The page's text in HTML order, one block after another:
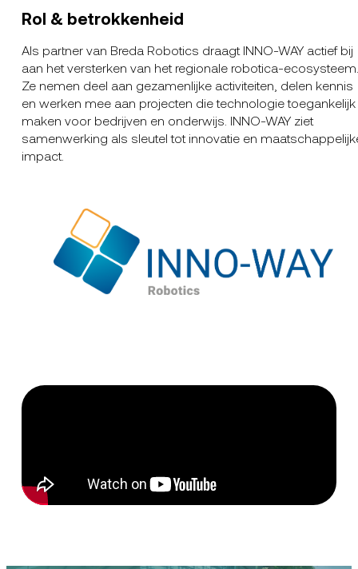
Rol & betrokkenheid
Als partner van Breda Robotics draagt INNO-WAY actief bij
aan het versterken van het regionale robotica-
Ze nemen deel aan gezamenlijke activiteiten, delen kennis
en werken mee aan projecten die technologie toegankelijk
maken voor bedrijven en onderwijs. INNO-WAY ziet
samenwerking als sleutel tot innovatie en
impact.